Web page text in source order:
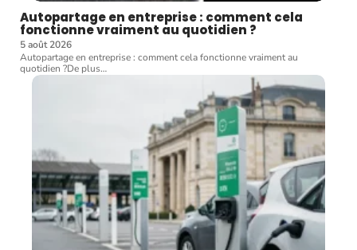
Autopartage en entreprise : comment cela
fonctionne vraiment au quotidien ?
5 août 2026
Autopartage en entreprise : comment cela fonctionne vraiment au
quotidien ?De plus…